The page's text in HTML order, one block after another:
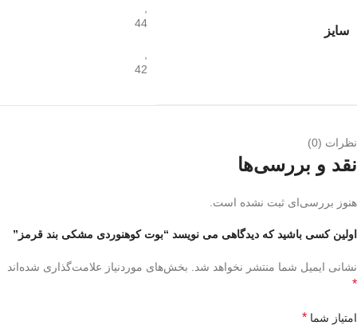
سایز
44
42
نظرات (0)
نقد و بررسی‌ها
هنوز بررسی‌ای ثبت نشده است.
اولین کسی باشید که دیدگاهی می نویسد “بوت کوهنوردی مشکی بند قرمز”
نشانی ایمیل شما منتشر نخواهد شد. بخش‌های موردنیاز علامت‌گذاری شده‌اند
*
امتیاز شما *